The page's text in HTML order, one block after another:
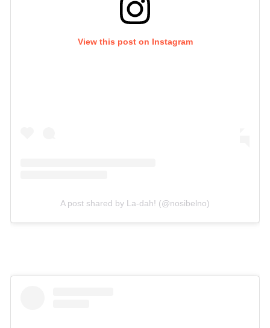
View this post on Instagram
A post shared by La-dah! (@nosibelno)